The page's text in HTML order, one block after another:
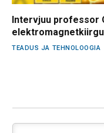
Intervjuu professor
TEADUS JA TEHNOLOOGIA